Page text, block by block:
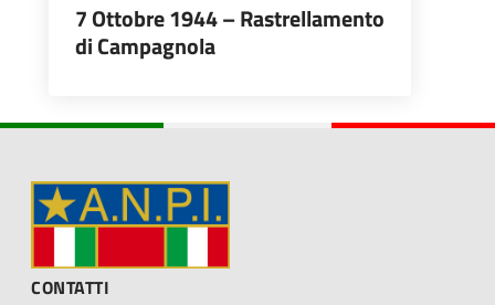
7 Ottobre 1944 – Rastrellamento
di Campagnola
CONTATTI